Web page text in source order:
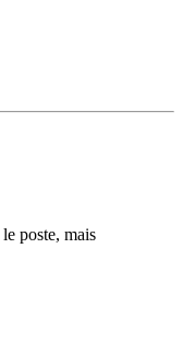
poste, mais